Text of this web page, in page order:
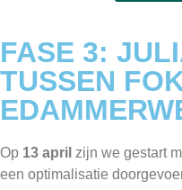
FASE 3:
TUSSEN
Op 13 april zijn we gestart
een optimalisatie